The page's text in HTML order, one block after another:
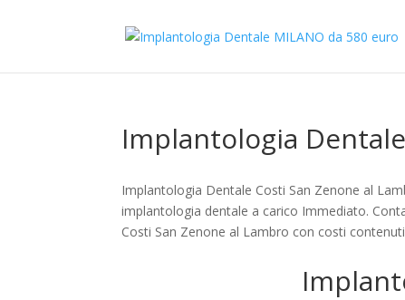
Implantologia
Implantologia Dentale Costi San Zenone al
implantologia dentale a carico Immediato.
Costi San Zenone al Lambro con costi